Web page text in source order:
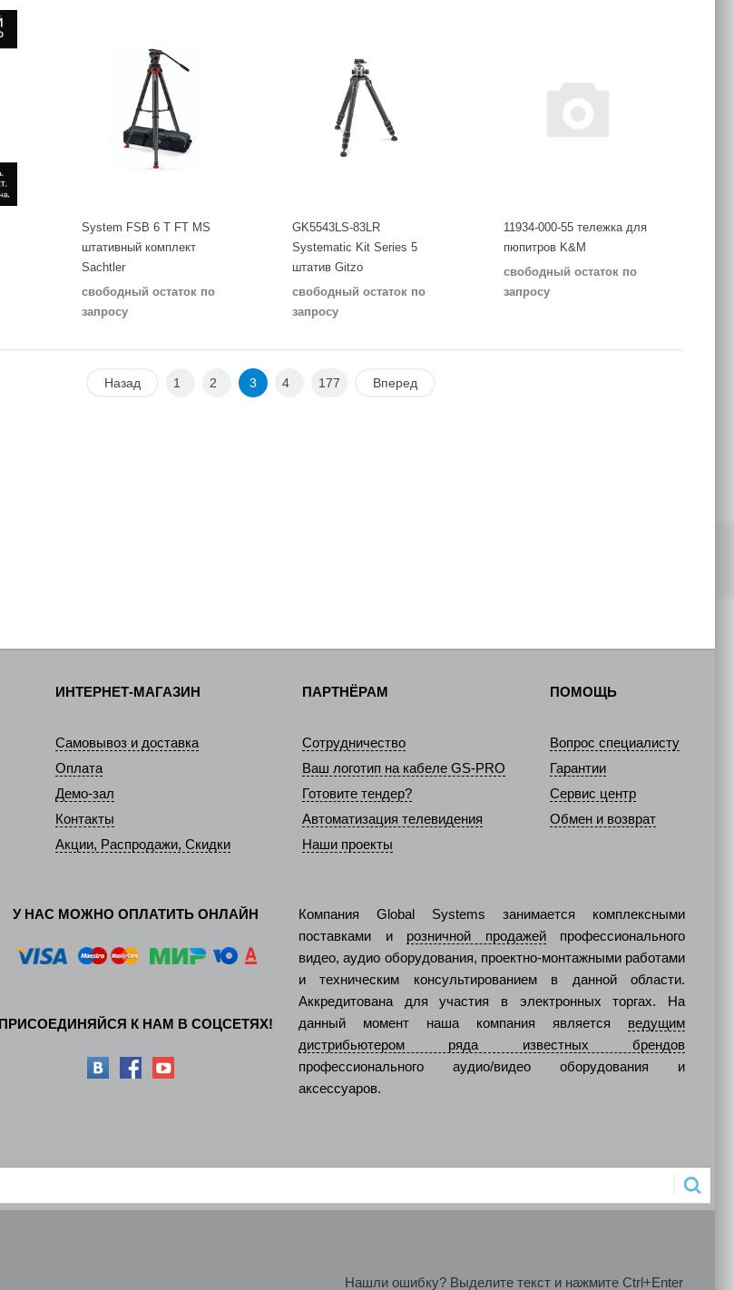
System FSB 6 T FT MS
штативный комплект
Sachtler
свободный остаток по
запросу
GK5543LS-83LR
Systematic Kit Series 5
штатив Gitzo
свободный остаток по
запросу
11934-000-55 тележка для
пюпитров K&M
свободный остаток по
запросу
Назад 1 2 3 4 177 Вперед
ИНТЕРНЕТ-МАГАЗИН
Самовывоз и доставка
Оплата
Демо-зал
Контакты
Акции, Распродажи, Скидки
ПАРТНЁРАМ
Сотрудничество
Ваш логотип на кабеле GS-PRO
Готовите тендер?
Автоматизация телевидения
Наши проекты
ПОМОЩЬ
Вопрос специалисту
Гарантии
Сервис центр
Обмен и возврат
У НАС МОЖНО ОПЛАТИТЬ ОНЛАЙН
ПРИСОЕДИНЯЙСЯ К НАМ В СОЦСЕТЯХ!
Компания Global Systems занимается комплексными
поставками и розничной продажейпрофессионального
видео, аудио оборудования, проектно-монтажными работами
и техническим консультированием в данной области.
Аккредитована для участия в электронных торгах. На
данный момент наша компания является ведущим
дистрибьютером ряда известных брендов
профессионального аудио/видео оборудования и
аксессуаров.
Нашли ошибку? Выделите текст и нажмите Ctrl+Enter